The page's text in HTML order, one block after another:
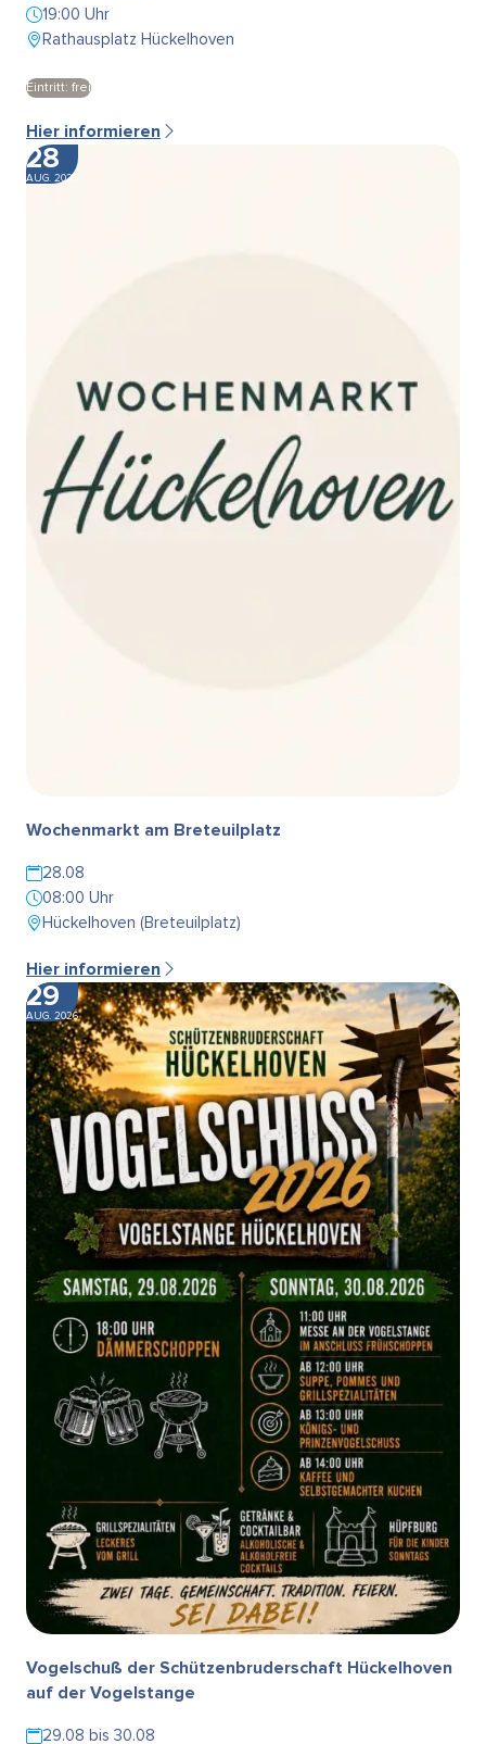
19:00 Uhr
Rathausplatz Hückelhoven
Eintritt: frei
Hier informieren
28
AUG. 2026
Wochenmarkt am Breteuilplatz
28.08
08:00 Uhr
Hückelhoven (Breteuilplatz)
Hier informieren
29
AUG. 2026
Vogelschuß der Schützenbruderschaft Hückelhoven
auf der Vogelstange
29.08 bis 30.08